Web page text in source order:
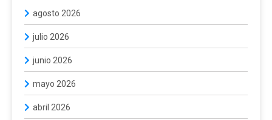
agosto 2026
julio 2026
junio 2026
mayo 2026
abril 2026